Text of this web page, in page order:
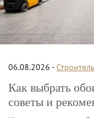
06.08.2026 -
Как выбрать
советы и